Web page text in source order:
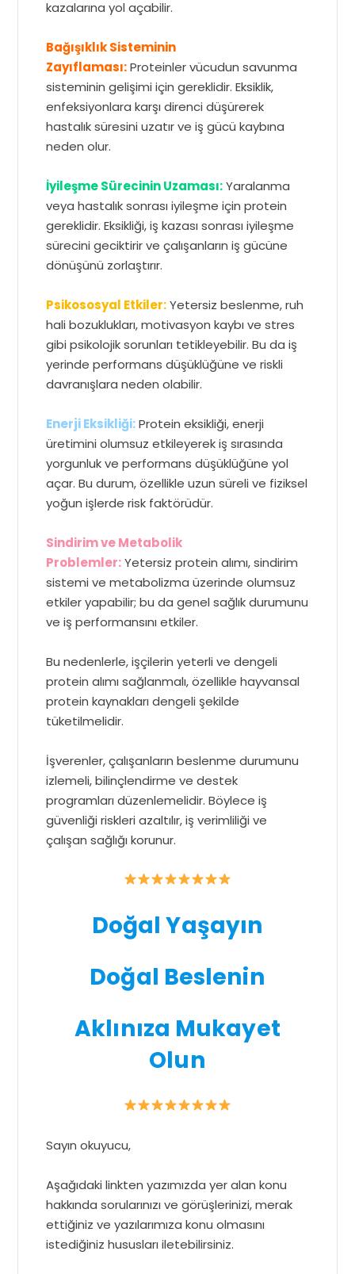
kazalarına yol açabilir.
Bağışıklık Sisteminin
Zayıflaması:Proteinler vücudun savunma
sisteminin gelişimi için gereklidir. Eksiklik,
enfeksiyonlara karşı direnci düşürerek
hastalık süresini uzatır ve iş gücü kaybına
neden olur.
İyileşme Sürecinin Uzaması: Yaralanma
veya hastalık sonrası iyileşme için protein
gereklidir. Eksikliği, iş kazası sonrası iyileşme
sürecini geciktirir ve çalışanların iş gücüne
dönüşünü zorlaştırır.
Psikososyal Etkiler: Yetersiz beslenme, ruh
hali bozuklukları, motivasyon kaybı ve stres
gibi psikolojik sorunları tetikleyebilir. Bu da iş
yerinde performans düşüklüğüne ve riskli
davranışlara neden olabilir.
Enerji Eksikliği:Protein eksikliği, enerji
üretimini olumsuz etkileyerek iş sırasında
yorgunluk ve performans düşüklüğüne yol
açar. Bu durum, özellikle uzun süreli ve fiziksel
yoğun işlerde risk faktörüdür.
Sindirim ve Metabolik
Problemler:Yetersiz protein alımı, sindirim
sistemi ve metabolizma üzerinde olumsuz
etkiler yapabilir; bu da genel sağlık durumunu
ve iş performansını etkiler.
Bu nedenlerle, işçilerin yeterli ve dengeli
protein alımı sağlanmalı, özellikle hayvansal
protein kaynakları dengeli şekilde
tüketilmelidir.
İşverenler, çalışanların beslenme durumunu
izlemeli, bilinçlendirme ve destek
programları düzenlemelidir. Böylece iş
güvenliği riskleri azaltılır, iş verimliliği ve
çalışan sağlığı korunur.
Doğal Yaşayın
Doğal Beslenin
Aklınıza Mukayet
Olun
Sayın okuyucu,
Aşağıdaki linkten yazımızda yer alan konu
hakkında sorularınızı ve görüşlerinizi, merak
ettiğiniz ve yazılarımıza konu olmasını
istediğiniz hususları iletebilirsiniz.